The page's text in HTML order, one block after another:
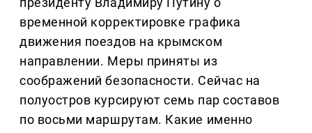
временной корректировке графика
движения поездов на крымском
направлении. Меры приняты из
соображений безопасности. Сейчас на
полуостров курсируют семь пар составов
по восьми маршрутам. Какие именно